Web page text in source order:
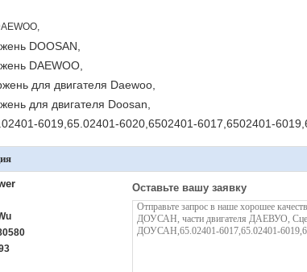
DOOSAN,
DAEWOO,
для двигателя Daewoo,
для двигателя Doosan,
6019,65.02401-6020,6502401-6017,6502401-
Оставьте вашу заявку